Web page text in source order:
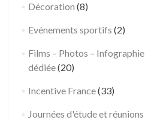
party
captivante
votre
séminaire
– Arles –
du-Rhône
a
y
u
n
o
Décoration (8)
Evénements sportifs (2)
Films – Photos – Infographie
dédiée(20)
Incentive France(33)
Journées d'étude et réunions